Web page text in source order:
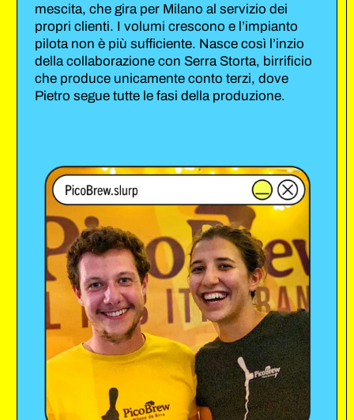
mescita, che gira per Milano al servizio dei
propri clienti. I volumi crescono e l’impianto
pilota non è più sufficiente. Nasce così l’inzio
della collaborazione con Serra Storta, birrificio
che produce unicamente conto terzi, dove
Pietro segue tutte le fasi della produzione.